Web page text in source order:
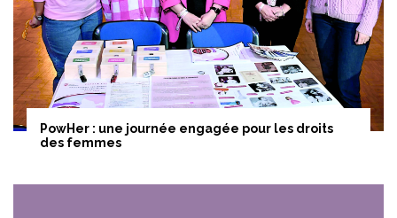
PowHer : une journée engagée pour les droits
des femmes